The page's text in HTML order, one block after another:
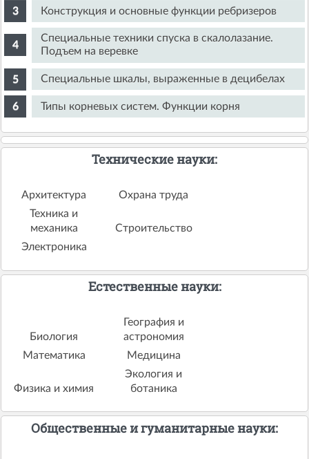
Конструкция и основные функции ребризеров
Специальные техники спуска в скалолазание.
Подъем на веревке
Специальные шкалы, выраженные в децибелах
Типы корневых систем. Функции корня
Технические науки:
Архитектура
Охрана труда
Техника и
механика
Строительство
Электроника
Естественные науки:
Биология
География и
астрономия
Математика
Медицина
Физика и химия
Экология и
ботаника
Общественные и гуманитарные науки: